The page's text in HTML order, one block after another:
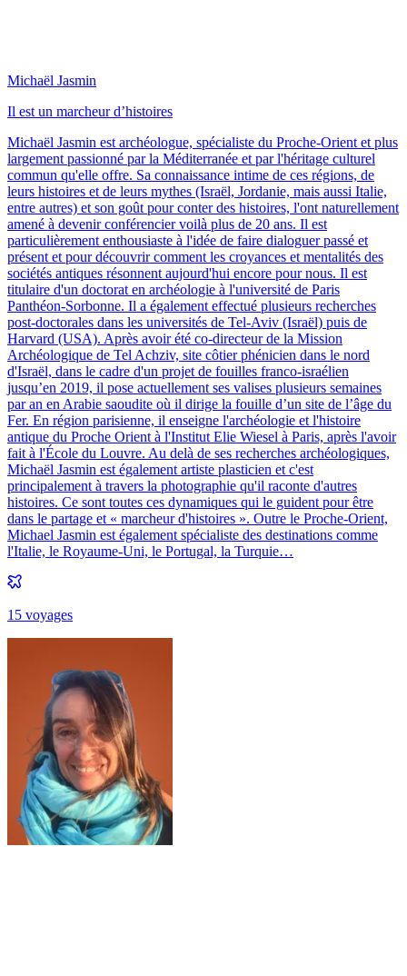
Michaël Jasmin
Il est un marcheur d’histoires
Michaël Jasmin est archéologue, spécialiste du Proche-Orient et plus
largement passionné par la Méditerranée et par l'héritage culturel
commun qu'elle offre. Sa connaissance intime de ces régions, de
leurs histoires et de leurs mythes (Israël, Jordanie, mais aussi Italie,
entre autres) et son goût pour conter des histoires, l'ont naturellement
amené à devenir conférencier voilà plus de 20 ans. Il est
particulièrement enthousiaste à l'idée de faire dialoguer passé et
présent et pour découvrir comment les croyances et mentalités des
sociétés antiques résonnent aujourd'hui encore pour nous. Il est
titulaire d'un doctorat en archéologie à l'université de Paris
Panthéon-Sorbonne. Il a également effectué plusieurs recherches
post-doctorales dans les universités de Tel-Aviv (Israël) puis de
Harvard (USA). Après avoir été co-directeur de la Mission
Archéologique de Tel Achziv, site côtier phénicien dans le nord
d'Israël, dans le cadre d'un projet de fouilles franco-israélien
jusqu’en 2019, il pose actuellement ses valises plusieurs semaines
par an en Arabie saoudite où il dirige la fouille d’un site de l’âge du
Fer. En région parisienne, il enseigne l'archéologie et l'histoire
antique du Proche Orient à l'Institut Elie Wiesel à Paris, après l'avoir
fait à l'École du Louvre. Au delà de ses recherches archéologiques,
Michaël Jasmin est également artiste plasticien et c'est
principalement à travers la photographie qu'il raconte d'autres
histoires. Ce sont toutes ces dynamiques qui le guident pour être
dans le partage et « marcheur d'histoires ». Outre le Proche-Orient,
Michael Jasmin est également spécialiste des destinations comme
l'Italie, le Royaume-Uni, le Portugal, la Turquie…
15 voyages